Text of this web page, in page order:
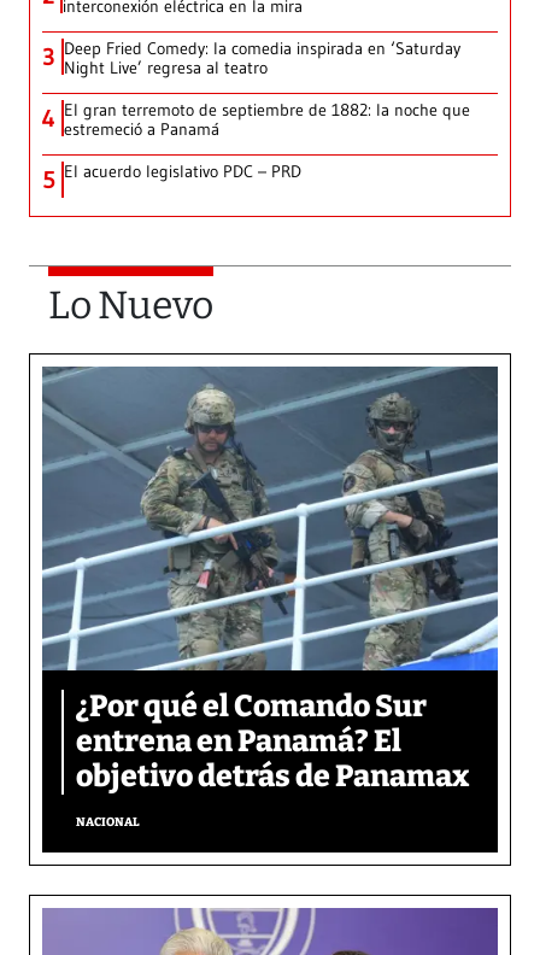
interconexión eléctrica en la mira
3 Deep Fried Comedy: la comedia inspirada en ‘Saturday
Night Live’ regresa al teatro
4 El gran terremoto de septiembre de 1882: la noche que
estremeció a Panamá
5 El acuerdo legislativo PDC – PRD
Lo Nuevo
¿Por qué el Comando Sur
entrena en Panamá? El
objetivo detrás de Panamax
NACIONAL